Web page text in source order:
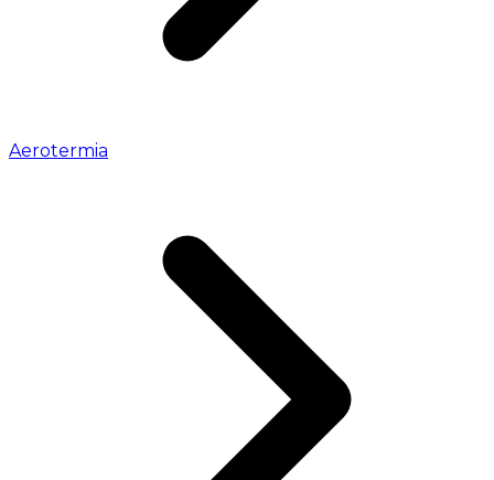
Aerotermia